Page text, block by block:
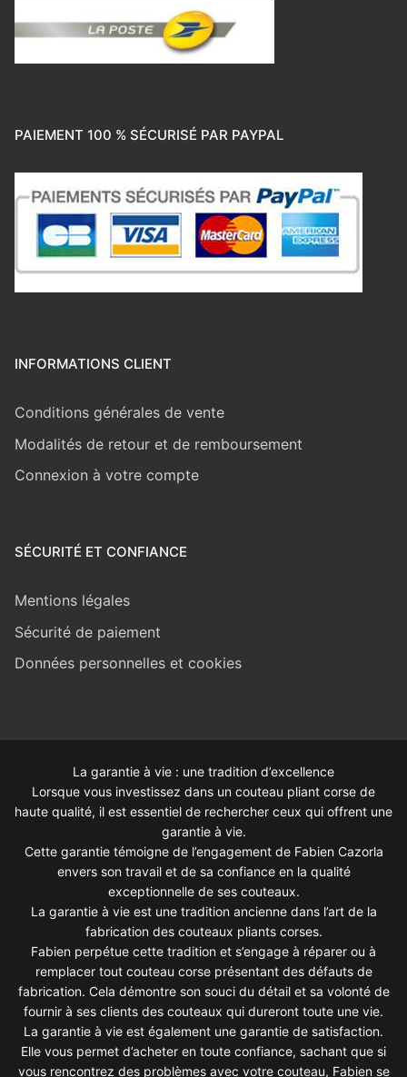
PAIEMENT 100 % SÉCURISÉ PAR PAYPAL
INFORMATIONS CLIENT
Conditions générales de vente
Modalités de retour et de remboursement
Connexion à votre compte
SÉCURITÉ ET CONFIANCE
Mentions légales
Sécurité de paiement
Données personnelles et cookies
La garantie à vie : une tradition d’excellence
Lorsque vous investissez dans un couteau pliant corse de
haute qualité, il est essentiel de rechercher ceux qui offrent une
garantie à vie.
Cette garantie témoigne de l’engagement de Fabien Cazorla
envers son travail et de sa confiance en la qualité
exceptionnelle de ses couteaux.
La garantie à vie est une tradition ancienne dans l’art de la
fabrication des couteaux pliants corses.
Fabien perpétue cette tradition et s’engage à réparer ou à
remplacer tout couteau corse présentant des défauts de
fabrication. Cela démontre son souci du détail et sa volonté de
fournir à ses clients des couteaux qui dureront toute une vie.
La garantie à vie est également une garantie de satisfaction.
Elle vous permet d’acheter en toute confiance, sachant que si
vous rencontrez des problèmes avec votre couteau, Fabien se